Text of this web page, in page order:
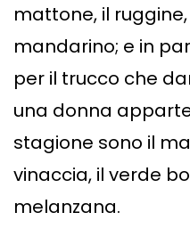
mattone, il ruggine,
mandarino; e in
per il trucco che
una donna
stagione sono il
vinaccia, il verde
melanzana.